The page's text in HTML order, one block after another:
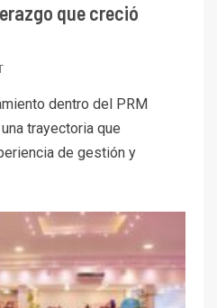
que creció
dentro del PRM
trayectoria que
de gestión y